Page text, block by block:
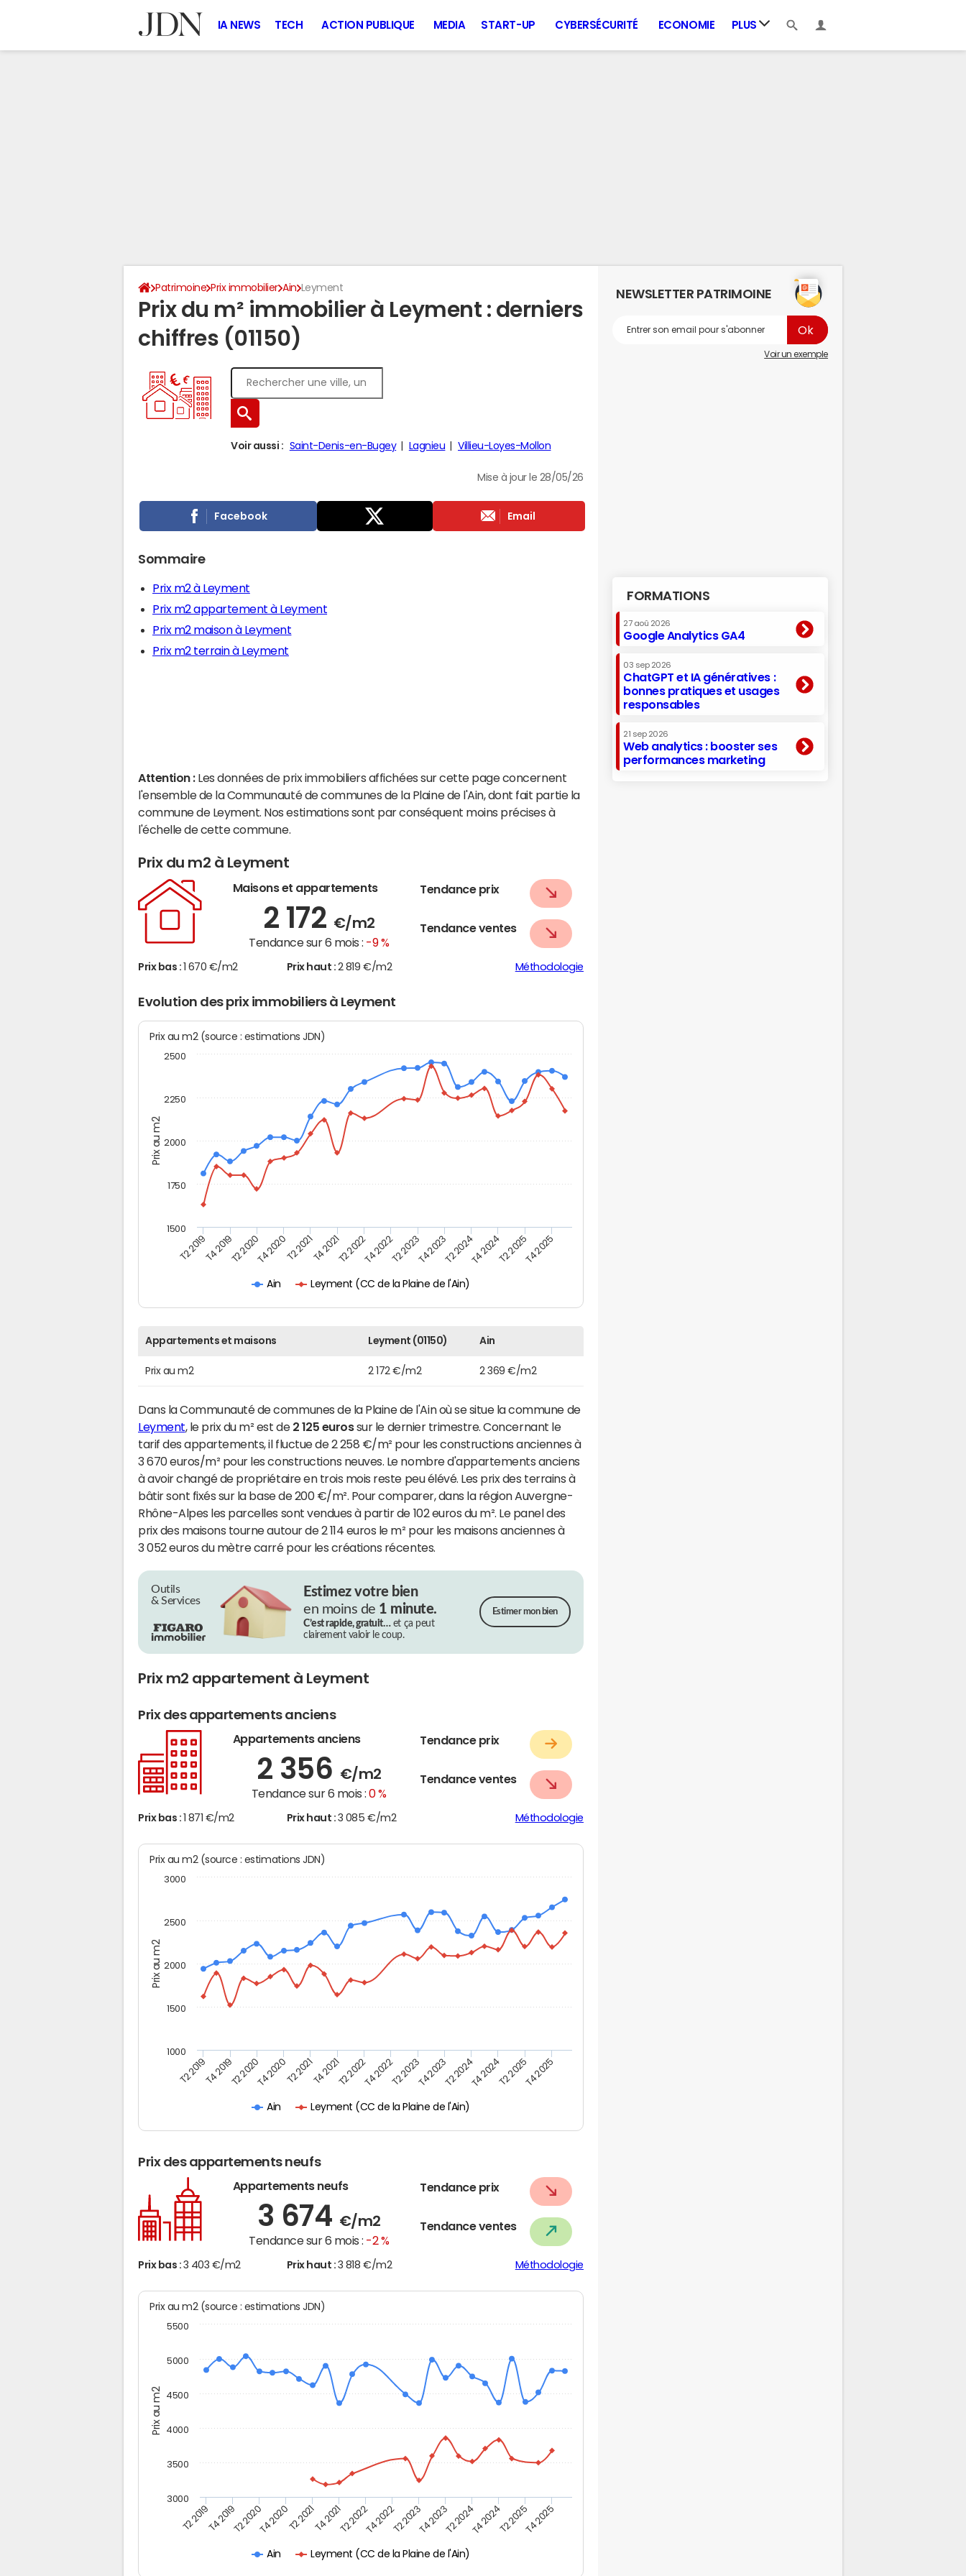
IA NEWS TECH ACTION PUBLIQUE MEDIA START-UP CYBERSÉCURITÉ ECONOMIE PLUS
Patrimoine Prix immobilier Ain Leyment
Prix du m² immobilier à Leyment : derniers
chiffres (01150)
Voir aussi : Saint-Denis-en-Bugey Lagnieu Villieu-Loyes-Mollon
Mise à jour le 28/05/26
Facebook Email
Sommaire
Prix m2 à Leyment
Prix m2 appartement à Leyment
Prix m2 maison à Leyment
Prix m2 terrain à Leyment
Attention : Les données de prix immobiliers affichées sur cette page concernent
l'ensemble de la Communauté de communes de la Plaine de l'Ain, dont fait partie la
commune de Leyment. Nos estimations sont par conséquent moins précises à
l'échelle de cette commune.
Prix du m2 à Leyment
Maisons et appartements
2 172 €/m2
Tendance sur 6 mois : -9 %
Tendance prix
Tendance ventes
Prix bas : 1 670 €/m2 Prix haut : 2 819 €/m2 Méthodologie
Evolution des prix immobiliers à Leyment
Prix au m2
Prix au m2 (source : estimations JDN)
Ain Leyment (CC de la Plaine de l'Ain)
T2 2019T4 2019T2 2020T4 2020T2 2021T4 2021T2 2022T4 2022T2 2023T4 2023T2 2024T4 2024T2 2025T4 2025
1500
1750
2000
2250
2500
Appartements et maisons Leyment (01150) Ain
Prix au m2 2 172 €/m2 2 369 €/m2
Dans la Communauté de communes de la Plaine de l'Ain où se situe la commune de
Leyment, le prix du m² est de 2 125 eurossur le dernier trimestre. Concernant le
tarif des appartements, il fluctue de 2 258 €/m² pour les constructions anciennes à
3 670 euros/m² pour les constructions neuves. Le nombre d'appartements anciens
à avoir changé de propriétaire en trois mois reste peu élévé. Les prix des terrains à
bâtir sont fixés sur la base de 200 €/m². Pour comparer, dans la région Auvergne-
Rhône-Alpes les parcelles sont vendues à partir de 102 euros du m². Le panel des
prix des maisons tourne autour de 2 114 euros le m² pour les maisons anciennes à
3 052 euros du mètre carré pour les créations récentes.
Outils
& Services
Estimez votre bien
en moins de 1 minute.
C’est rapide, gratuit…et ça peut
clairement valoir le coup.
Estimer mon bien
Prix m2 appartement à Leyment
Prix des appartements anciens
Appartements anciens
2 356 €/m2
Tendance sur 6 mois :0 %
Tendance prix
Tendance ventes
Prix bas : 1 871 €/m2 Prix haut : 3 085 €/m2 Méthodologie
Prix au m2
Prix au m2 (source : estimations JDN)
Ain Leyment (CC de la Plaine de l'Ain)
T2 2019T4 2019T2 2020T4 2020T2 2021T4 2021T2 2022T4 2022T2 2023T4 2023T2 2024T4 2024T2 2025T4 2025
1500
2000
2500
3000
1000
Prix des appartements neufs
Appartements neufs
3 674 €/m2
Tendance sur 6 mois : -2 %
Tendance prix
Tendance ventes
Prix bas : 3 403 €/m2 Prix haut : 3 818 €/m2 Méthodologie
Prix au m2
Prix au m2 (source : estimations JDN)
Ain Leyment (CC de la Plaine de l'Ain)
T2 2019T4 2019T2 2020T4 2020T2 2021T4 2021T2 2022T4 2022T2 2023T4 2023T2 2024T4 2024T2 2025T4 2025
3000
3500
4000
4500
5000
5500
NEWSLETTER PATRIMOINE
Voir un exemple
FORMATIONS
27 aoû 2026
Google Analytics GA4
03 sep 2026
ChatGPT et IA génératives :
bonnes pratiques et usages
responsables
21 sep 2026
Web analytics : booster ses
performances marketing